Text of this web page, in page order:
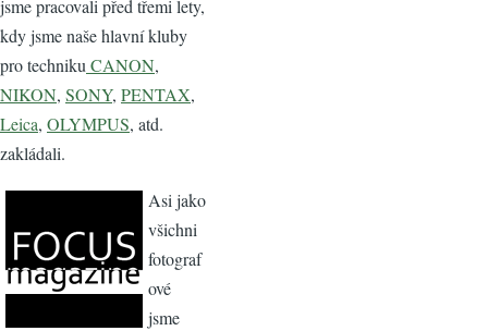
jsme pracovali před třemi lety,
kdy jsme naše hlavní kluby
pro techniku CANON,
NIKON, SONY, PENTAX,
Leica, OLYMPUS, atd.
zakládali.
Asi jako
všichni
fotograf
ové
jsme